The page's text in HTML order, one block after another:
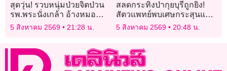
สุดวุ่น! รวบหนุ่มป่วยจิตป่วน
รพ.พระนั่งเกล้า อ้างหมอ
ปลอมฟิล์มเอกซเรย์ปิดบัง
5 สิงหาคม 2569 21:28 น.
สลดกระทิงป่ากุยบุรีถูกยิง!
สัตวแพทย์พบเศษกระสุนแรง
ดันสูงฝังอก เร่งล่าตัวคนร้าย
5 สิงหาคม 2569 20:48 น.